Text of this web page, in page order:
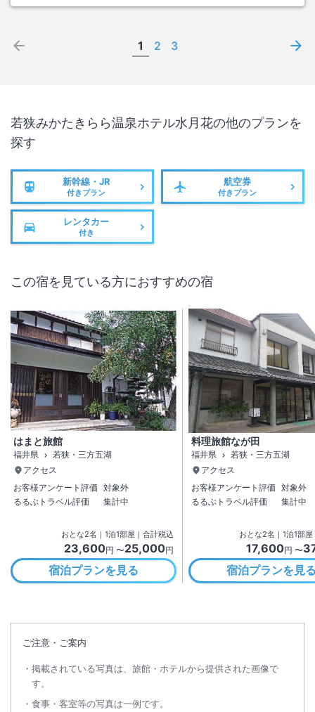
1 2 3
若狭みかたきらら温泉ホテル水月花の他のプランを
探す
新幹線・JR
付きプラン
航空券
付きプラン
レンタカー
付き
この宿を見ている方におすすめの宿
はまと旅館
福井県
若狭・三方五湖
アクセス
お客様アンケート評価 対象外
るるぶトラベル評価
集計中
おとな2名 ｜ 1泊1部屋｜合計税込
23,600円 〜25,000円
宿泊プランを見る
料理旅館なが田
福井県
若狭・三方五湖
アクセス
お客様アンケート評価 対象外
るるぶトラベル評価
集計中
おとな2名 ｜ 1泊1部屋
17,600円 〜
宿泊プランを見
ご注意・ご案内
掲載されている写真は、旅館・ホテルから提供された画像で
す。
食事・客室等の写真は一例です。